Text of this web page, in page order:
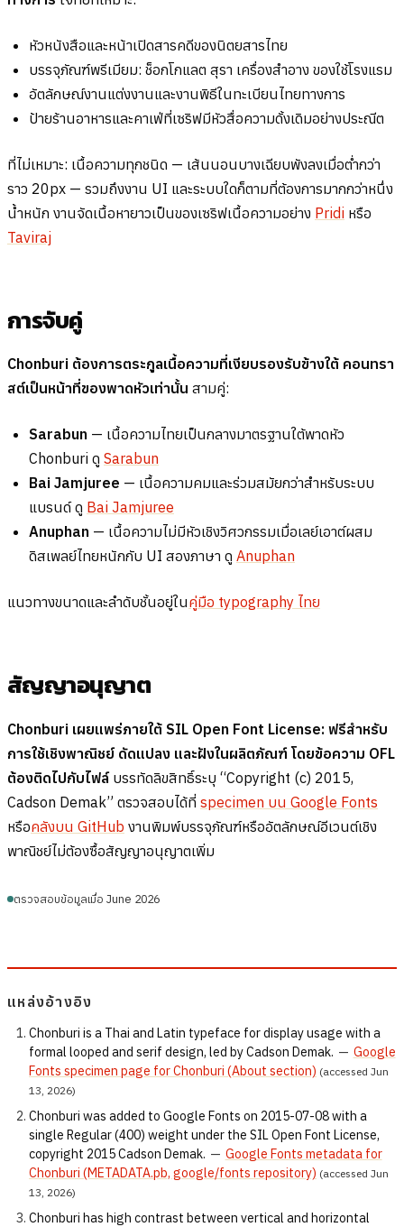
หัวหนังสือและหน้าเปิดสารคดีของนิตยสารไทย
บรรจุภัณฑ์พรีเมียม: ช็อกโกแลต สุรา เครื่องสำอาง ของใช้โรงแรม
อัตลักษณ์งานแต่งงานและงานพิธีในทะเบียนไทยทางการ
ป้ายร้านอาหารและคาเฟ่ที่เซริฟมีหัวสื่อความดั้งเดิมอย่างประณีต
ที่ไม่เหมาะ: เนื้อความทุกชนิด — เส้นนอนบางเฉียบพังลงเมื่อต่ำกว่า
ราว 20px — รวมถึงงาน UI และระบบใดก็ตามที่ต้องการมากกว่าหนึ่ง
น้ำหนัก งานจัดเนื้อหายาวเป็นของเซริฟเนื้อความอย่าง Pridi หรือ
Taviraj
การจับคู่
Chonburi ต้องการตระกูลเนื้อความที่เงียบรองรับข้างใต้ คอนทรา
สต์เป็นหน้าที่ของพาดหัวเท่านั้น สามคู่:
Sarabun — เนื้อความไทยเป็นกลางมาตรฐานใต้พาดหัว
Chonburi ดู Sarabun
Bai Jamjuree — เนื้อความคมและร่วมสมัยกว่าสำหรับระบบ
แบรนด์ ดู Bai Jamjuree
Anuphan — เนื้อความไม่มีหัวเชิงวิศวกรรมเมื่อเลย์เอาต์ผสม
ดิสเพลย์ไทยหนักกับ UI สองภาษา ดู Anuphan
แนวทางขนาดและลำดับชั้นอยู่ในคู่มือ typography ไทย
สัญญาอนุญาต
Chonburi เผยแพร่ภายใต้ SIL Open Font License: ฟรีสำหรับ
การใช้เชิงพาณิชย์ ดัดแปลง และฝังในผลิตภัณฑ์ โดยข้อความ OFL
ต้องติดไปกับไฟล์บรรทัดลิขสิทธิ์ระบุ “Copyright (c) 2015,
Cadson Demak” ตรวจสอบได้ที่ specimen บน Google Fonts
หรือคลังบน GitHub งานพิมพ์บรรจุภัณฑ์หรืออัตลักษณ์อีเวนต์เชิง
พาณิชย์ไม่ต้องซื้อสัญญาอนุญาตเพิ่ม
ตรวจสอบข้อมูลเมื่อ June 2026
แหล่งอ้างอิง
Chonburi is a Thai and Latin typeface for display usage with a
formal looped and serif design, led by Cadson Demak. — Google
Fonts specimen page for Chonburi (About section) (accessed Jun
13, 2026)
Chonburi was added to Google Fonts on 2015-07-08 with a
single Regular (400) weight under the SIL Open Font License,
copyright 2015 Cadson Demak. — Google Fonts metadata for
Chonburi (METADATA.pb, google/fonts repository) (accessed Jun
13, 2026)
Chonburi has high contrast between vertical and horizontal